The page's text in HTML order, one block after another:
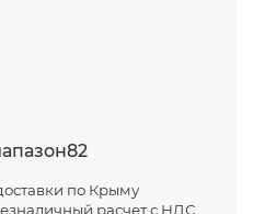
по Крыму
расчет с НДС